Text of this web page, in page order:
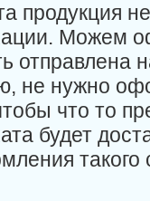
продукция
Можем
отправлена
не нужно
что то
будет
такого